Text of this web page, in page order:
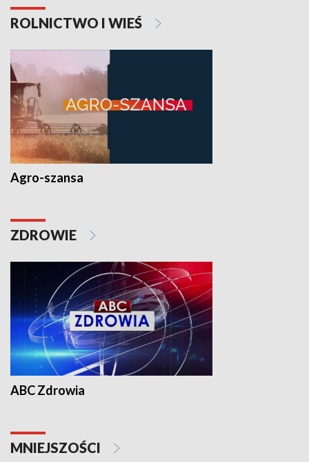
ROLNICTWO I WIEŚ
Agro-szansa
ZDROWIE
ABC Zdrowia
MNIEJSZOŚCI